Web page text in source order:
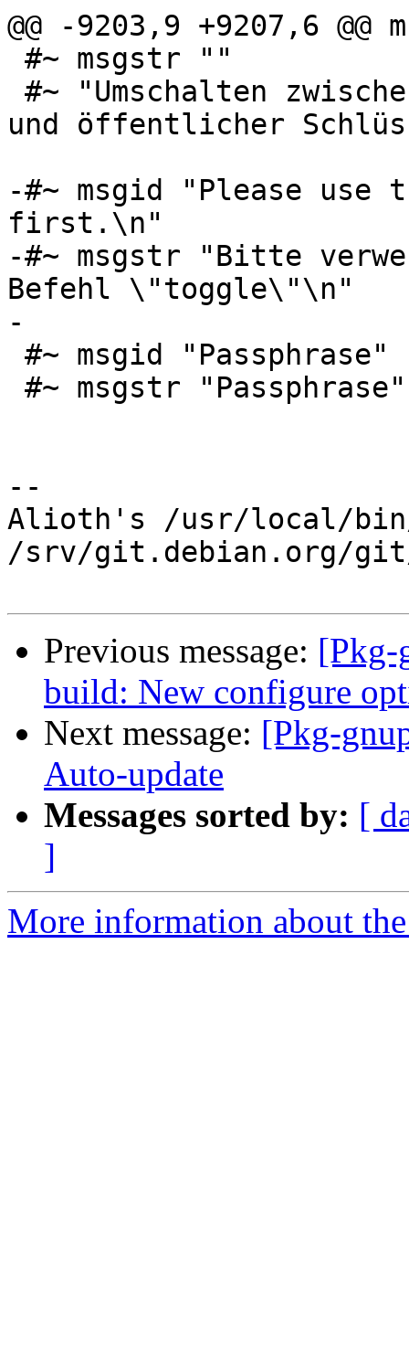
@@ -9203,9 +9207,6
und öffentlicher
-#~ msgid "Please use
first.\n"
-#~ msgstr "Bitte
Befehl \"toggle\"\n"
-
--
Alioth's /usr/local/
/srv/git.debian.org/git/
Previous message: [Pkg-
build: New configure
Next message: [Pkg-
Auto-update
Messages sorted by: [
]
More information about